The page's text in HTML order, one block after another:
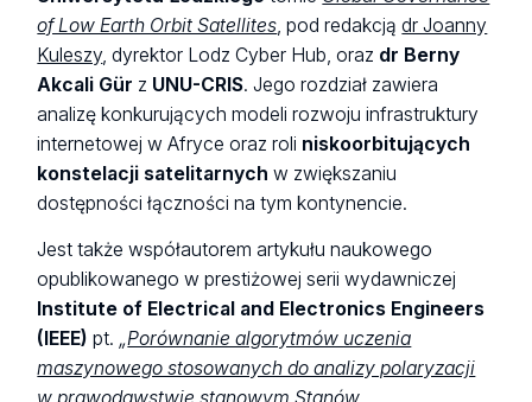
of Low Earth Orbit Satellites, pod redakcjądr Joanny
Kuleszy, dyrektor Lodz Cyber Hub, oraz dr Berny
Akcali Gür z UNU-CRIS. Jego rozdział zawiera
analizę konkurujących modeli rozwoju infrastruktury
internetowej w Afryce oraz roli niskoorbitujących
konstelacji satelitarnych w zwiększaniu
dostępności łączności na tym kontynencie.
Jest także współautorem artykułu naukowego
opublikowanego w prestiżowej serii wydawniczej
Institute of Electrical and Electronics Engineers
(IEEE) pt. „Porównanie algorytmów uczenia
maszynowego stosowanych do analizy polaryzacji